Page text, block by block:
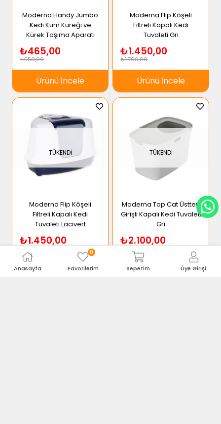
Moderna Handy Jumbo
Kedi Kum Küreği ve
Kürek Taşıma Aparatı
₺465,00
₺550,00
Ürünü İncele
Moderna Flip Köşeli
Filtreli Kapalı Kedi
Tuvaleti Gri
₺1.450,00
₺1.700,00
Ürünü İncele
TÜKENDI
Moderna Flip Köşeli
Filtreli Kapalı Kedi
Tuvaleti Lacivert
₺1.450,00
Ürünü İncele
TÜKENDI
Moderna Top Cat Üstten
Girişli Kapalı Kedi Tuvaleti
Gri
₺2.100,00
Ürünü İncele
Anasayfa Favorilerim
0
Sepetim Üye Girişi